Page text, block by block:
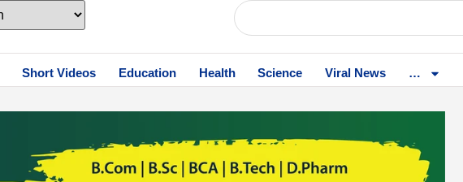
Short Videos Education Health Science Viral News …